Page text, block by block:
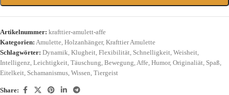
Artikelnummer: krafttier-amulett-affe
Kategorien: Amulette, Holzanhänger, Krafttier Amulette
Schlagwörter: Dynamik, Klugheit, Flexibilität, Schnelligkeit, Weisheit,
Intelligenz, Leichtigkeit, Täuschung, Bewegung,Affe, Humor, Originaliät, Spaß,
Eitelkeit, Schamanismus, Wissen, Tiergeist
Share: